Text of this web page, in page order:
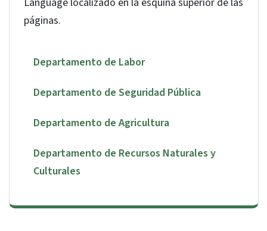
en otros idiomas. Use el botón Select a
Language localizado en la esquina superior de las
Departamento de Labor
Departamento de Seguridad Pública
Departamento de Agricultura
Departamento de Recursos Naturales y